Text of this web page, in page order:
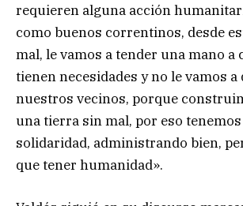
requieren alguna acción
como buenos correntinos, desde
mal, le vamos a tender una mano a
tienen necesidades y no le vamos a
nuestros vecinos, porque
una tierra sin mal, por eso
solidaridad, administrando bien,
que tener humanidad».